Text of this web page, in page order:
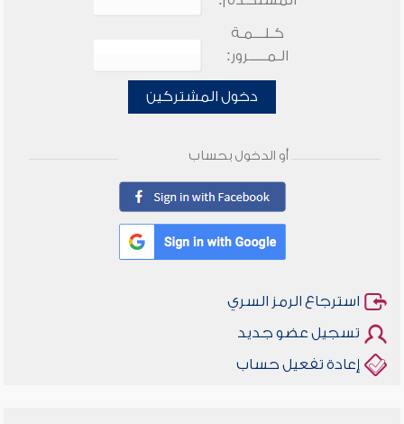
كـلـــمـة
الـمـــــرور:
دخول المشتركين
أو الدخول بحساب
استرجاع الرمز السري
تسجيل عضو جديد
إعادة تفعيل حساب